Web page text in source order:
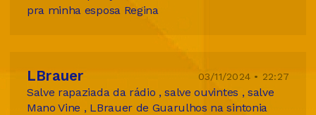
pra minha esposa Regina
LBrauer 03/11/2024 • 22:27
Salve rapaziada da rádio , salve ouvintes , salve
Mano Vine , LBrauer de Guarulhos na sintonia